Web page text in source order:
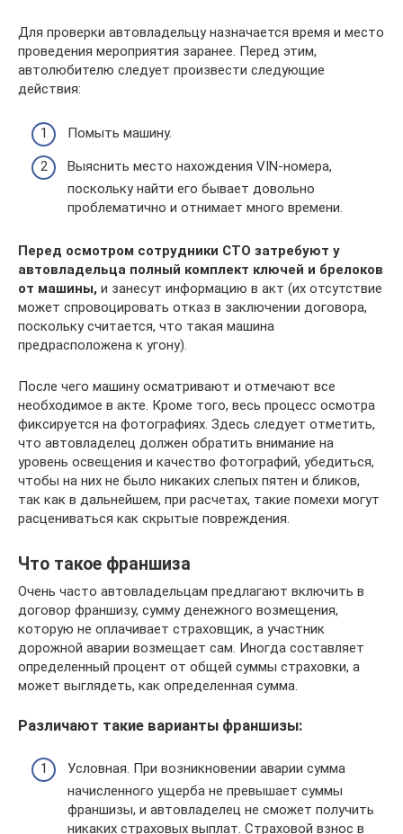
Для проверки автовладельцу назначается время и место
проведения мероприятия заранее. Перед этим,
автолюбителю следует произвести следующие
действия:
Помыть машину.
Выяснить место нахождения VIN-номера,
поскольку найти его бывает довольно
проблематично и отнимает много времени.
Перед осмотром сотрудники СТО затребуют у
автовладельца полный комплект ключей и брелоков
от машины, и занесут информацию в акт (их отсутствие
может спровоцировать отказ в заключении договора,
поскольку считается, что такая машина
предрасположена к угону).
После чего машину осматривают и отмечают все
необходимое в акте. Кроме того, весь процесс осмотра
фиксируется на фотографиях. Здесь следует отметить,
что автовладелец должен обратить внимание на
уровень освещения и качество фотографий, убедиться,
чтобы на них не было никаких слепых пятен и бликов,
так как в дальнейшем, при расчетах, такие помехи могут
расцениваться как скрытые повреждения.
Что такое франшиза
Очень часто автовладельцам предлагают включить в
договор франшизу, сумму денежного возмещения,
которую не оплачивает страховщик, а участник
дорожной аварии возмещает сам. Иногда составляет
определенный процент от общей суммы страховки, а
может выглядеть, как определенная сумма.
Различают такие варианты франшизы:
Условная. При возникновении аварии сумма
начисленного ущерба не превышает суммы
франшизы, и автовладелец не сможет получить
никаких страховых выплат. Страховой взнос в